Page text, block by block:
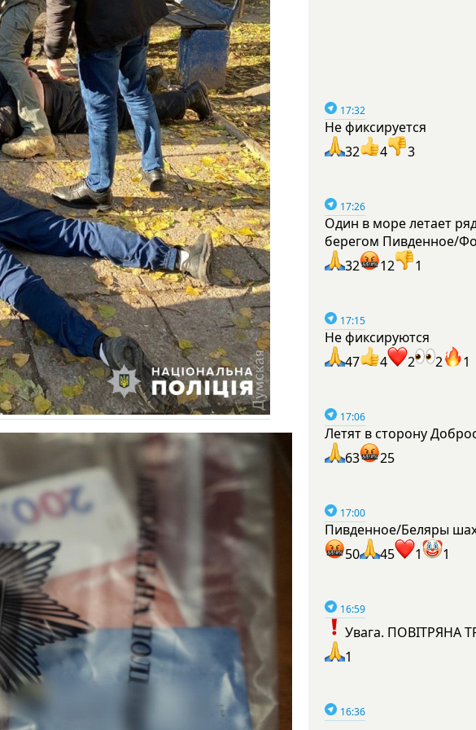
17:32
Не фиксируется
32
4 3
17:26
Один в море летает
берегом Пивденное/
32
12 1
17:15
Не фиксируются
47
4 2 2 1
17:06
Летят в сторону
63
25
17:00
Пивденное/Беляры
50
45 1 1
16:59
Увага. ПОВІТРЯНА
1
16:36